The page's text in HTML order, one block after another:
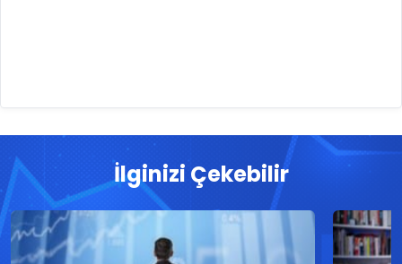
İlginizi Çekebilir